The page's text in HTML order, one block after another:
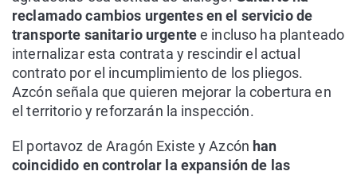
reclamado cambios urgentes en el servicio de
transporte sanitario urgentee incluso ha planteado
internalizar esta contrata y rescindir el actual
contrato por el incumplimiento de los pliegos.
Azcón señala que quieren mejorar la cobertura en
el territorio y reforzarán la inspección.
El portavoz de Aragón Existe y Azcón han
coincidido en controlar la expansión de las